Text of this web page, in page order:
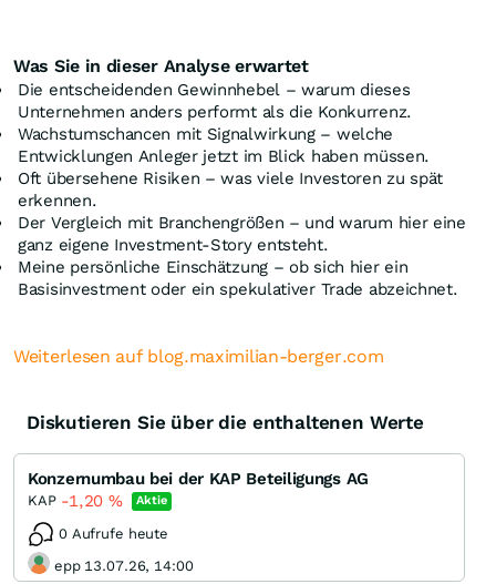
Was Sie in dieser Analyse erwartet
Die entscheidenden Gewinnhebel – warum dieses
Unternehmen anders performt als die Konkurrenz.
Wachstumschancen mit Signalwirkung – welche
Entwicklungen Anleger jetzt im Blick haben müssen.
Oft übersehene Risiken – was viele Investoren zu spät
erkennen.
Der Vergleich mit Branchengrößen – und warum hier eine
ganz eigene Investment-Story entsteht.
Meine persönliche Einschätzung – ob sich hier ein
Basisinvestment oder ein spekulativer Trade abzeichnet.
Weiterlesen auf blog.maximilian-berger.com
Diskutieren Sie über die enthaltenen Werte
Konzernumbau bei der KAP Beteiligungs AG
KAP -1,20 % Aktie
0 Aufrufe heute
epp 13.07.26, 14:00